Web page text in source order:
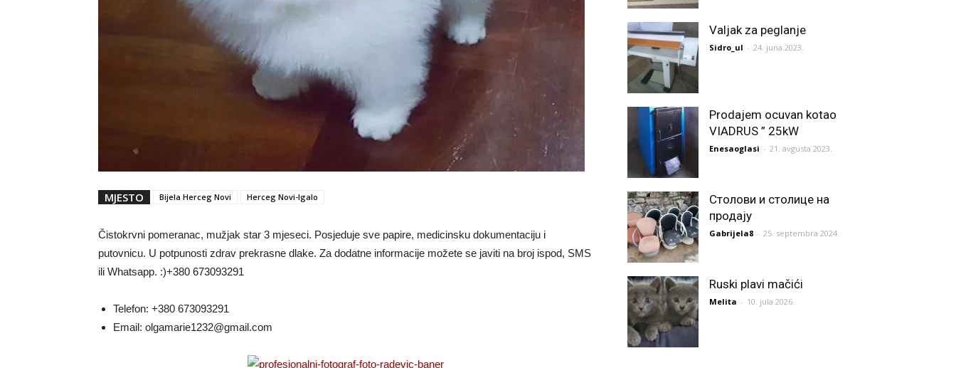
MJESTO Bijela Herceg Novi Herceg Novi-Igalo
Čistokrvni pomeranac, mužjak star 3 mjeseci. Posjeduje sve papire, medicinsku dokumentaciju i
putovnicu. U potpunosti zdrav prekrasne dlake. Za dodatne informacije možete se javiti na broj ispod, SMS
ili Whatsapp. :)+380 673093291
Telefon: +380 673093291
Email: olgamarie1232@gmail.com
Valjak za peglanje
Sidro_ul - 24. juna 2023.
Prodajem ocuvan kotao
VIADRUS ” 25kW
Enesaoglasi - 21. avgusta 2023.
Столови и столице на
продају
Gabrijela8 - 25. septembra 2024.
Ruski plavi mačići
Melita - 10. jula 2026.